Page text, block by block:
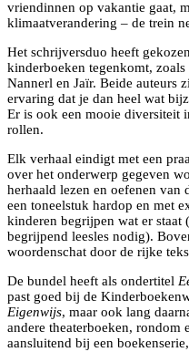
vriendinnen op vakantie gaat,
klimaatverandering – de trein
Het schrijversduo heeft
kinderboeken tegenkomt,
Nannerl en Jaïr. Beide auteurs
ervaring dat je dan heel wat
Er is ook een mooie diversiteit
rollen.
Elk verhaal eindigt met een
over het onderwerp gegeven
herhaald lezen en oefenen van
een toneelstuk hardop en met
kinderen begrijpen wat er staat
begrijpend leesles nodig).
woordenschat door de rijke
De bundel heeft als ondertitel
past goed bij de
Eigenwijs, maar ook lang
andere theaterboeken, rondom
aansluitend bij een